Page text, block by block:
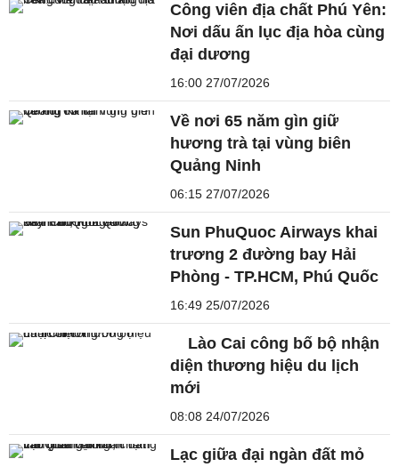
Công viên địa chất Phú Yên:
Nơi dấu ấn lục địa hòa cùng
đại dương
16:00 27/07/2026
Về nơi 65 năm gìn giữ
hương trà tại vùng biên
Quảng Ninh
06:15 27/07/2026
Sun PhuQuoc Airways khai
trương 2 đường bay Hải
Phòng - TP.HCM, Phú Quốc
16:49 25/07/2026
Lào Cai công bố bộ nhận
diện thương hiệu du lịch
mới
08:08 24/07/2026
Lạc giữa đại ngàn đất mỏ